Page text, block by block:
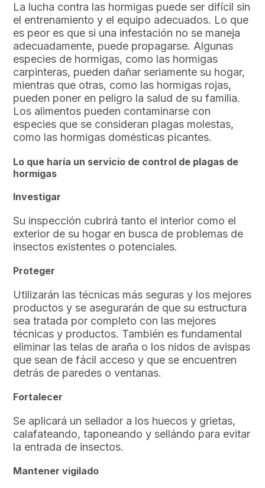
La lucha contra las hormigas puede ser difícil sin
el entrenamiento y el equipo adecuados. Lo que
es peor es que si una infestación no se maneja
adecuadamente, puede propagarse. Algunas
especies de hormigas, como las hormigas
carpinteras, pueden dañar seriamente su hogar,
mientras que otras, como las hormigas rojas,
pueden poner en peligro la salud de su familia.
Los alimentos pueden contaminarse con
especies que se consideran plagas molestas,
como las hormigas domésticas picantes.
Lo que haría un servicio de control de plagas de
hormigas
Investigar
Su inspección cubrirá tanto el interior como el
exterior de su hogar en busca de problemas de
insectos existentes o potenciales.
Proteger
Utilizarán las técnicas más seguras y los mejores
productos y se asegurarán de que su estructura
sea tratada por completo con las mejores
técnicas y productos. También es fundamental
eliminar las telas de araña o los nidos de avispas
que sean de fácil acceso y que se encuentren
detrás de paredes o ventanas.
Fortalecer
Se aplicará un sellador a los huecos y grietas,
calafateando, taponeando y sellándo para evitar
la entrada de insectos.
Mantener vigilado